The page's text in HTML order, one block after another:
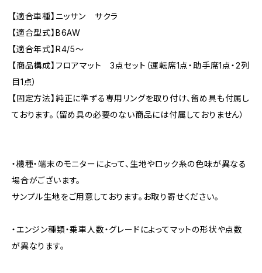
【適合車種】ニッサン サクラ
【適合型式】B6AW
【適合年式】R4/5〜
【商品構成】フロアマット 3点セット（運転席1点・助手席1点・2列
目1点）
【固定方法】純正に準ずる専用リングを取り付け、留め具も付属し
ております。（留め具の必要のない商品には付属しておりません）
・機種・端末のモニターによって、生地やロック糸の色味が異なる
場合がございます。
サンプル生地をご用意しております。お取り寄せください。
・エンジン種類・乗車人数・グレードによってマットの形状や点数
が異なります。